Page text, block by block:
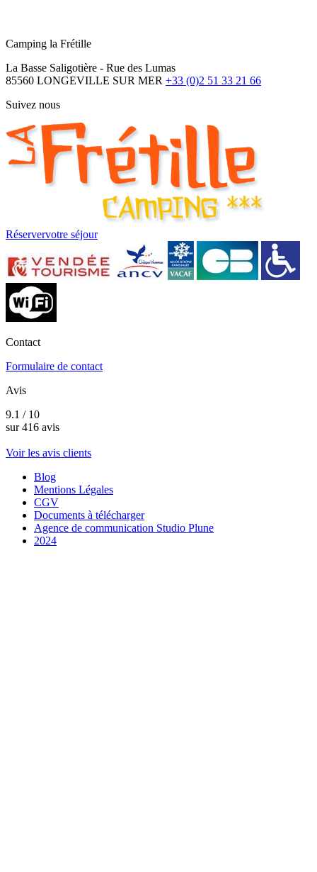
Camping la Frétille
La Basse Saligotière - Rue des Lumas
85560 LONGEVILLE SUR MER +33 (0)2 51 33 21 66
Suivez nous
Réservervotre séjour
Contact
Formulaire de contact
Avis
9.1 / 10
sur 416 avis
Voir les avis clients
Blog
Mentions Légales
CGV
Documents à télécharger
Agence de communication Studio Plune
2024